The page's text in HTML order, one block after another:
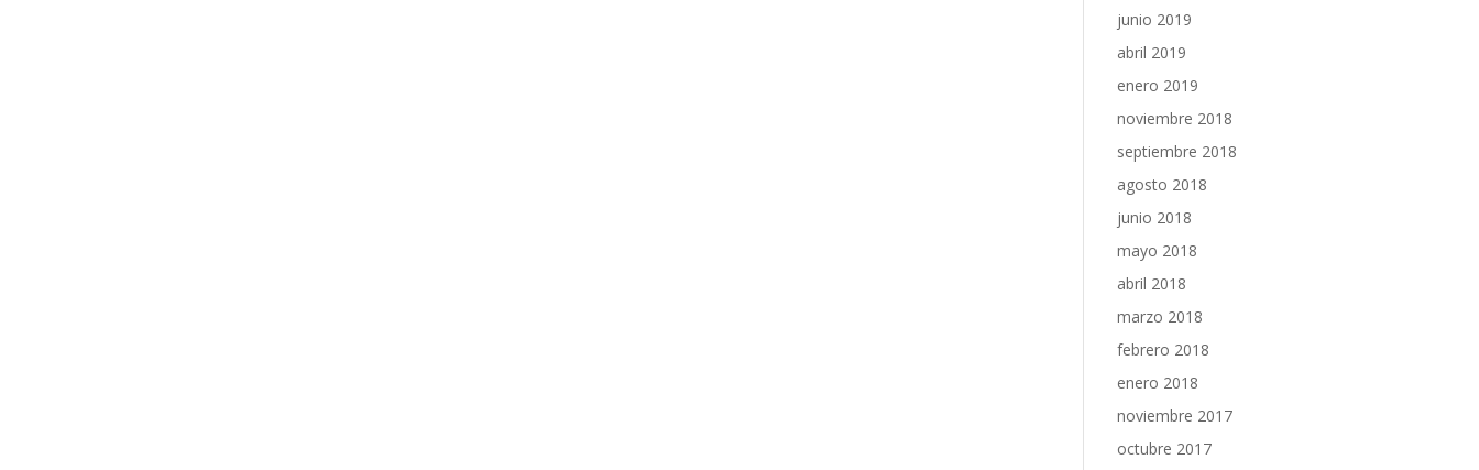
junio 2019
abril 2019
enero 2019
noviembre 2018
septiembre 2018
agosto 2018
junio 2018
mayo 2018
abril 2018
marzo 2018
febrero 2018
enero 2018
noviembre 2017
octubre 2017